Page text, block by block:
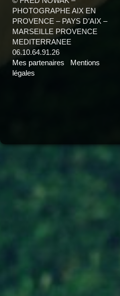
PHOTOGRAPHE AIX EN
PROVENCE – PAYS D’AIX –
MARSEILLE PROVENCE
MEDITERRANEE
06.10.64.91.26
Mes partenaires
Mentions
légales